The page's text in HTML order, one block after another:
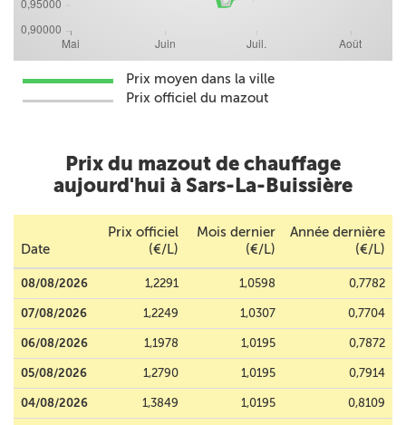
Prix moyen dans la ville
Prix officiel du mazout
Prix du mazout de chauffage
aujourd'hui à Sars-La-Buissière
Date
Prix officiel
(€/L)
Mois dernier
(€/L)
Année dernière
(€/L)
08/08/2026 1,2291 1,0598 0,7782
07/08/2026 1,2249 1,0307 0,7704
06/08/2026 1,1978 1,0195 0,7872
05/08/2026 1,2790 1,0195 0,7914
04/08/2026 1,3849 1,0195 0,8109